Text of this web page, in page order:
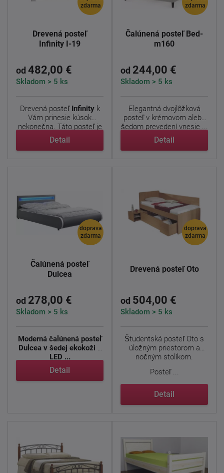
zdarma
Drevená posteľ
Infinity I-19
od 482,00 €
Skladom > 5 ks
Drevená posteľ Infinityk
Vám prinesie kúsok
nekonečna. Táto posteľ je
...
Detail
zdarma
Čalúnená posteľ Bed-
m160
od 244,00 €
Skladom > 5 ks
Elegantná dvojlôžková
posteľ v krémovom alebo
šedom prevedení vnesie ...
Detail
doprava
zdarma
Čalúnená posteľ
Dulcea
od 278,00 €
Skladom > 5 ks
Moderná čalúnená posteľ
Dulcea v šedej ekokoži s
LED ...
Detail
doprava
zdarma
Drevená posteľ Oto
od 504,00 €
Skladom > 5 ks
Študentská posteľ Oto s
úložným priestorom a
nočným stolíkom.
Posteľ ...
Detail